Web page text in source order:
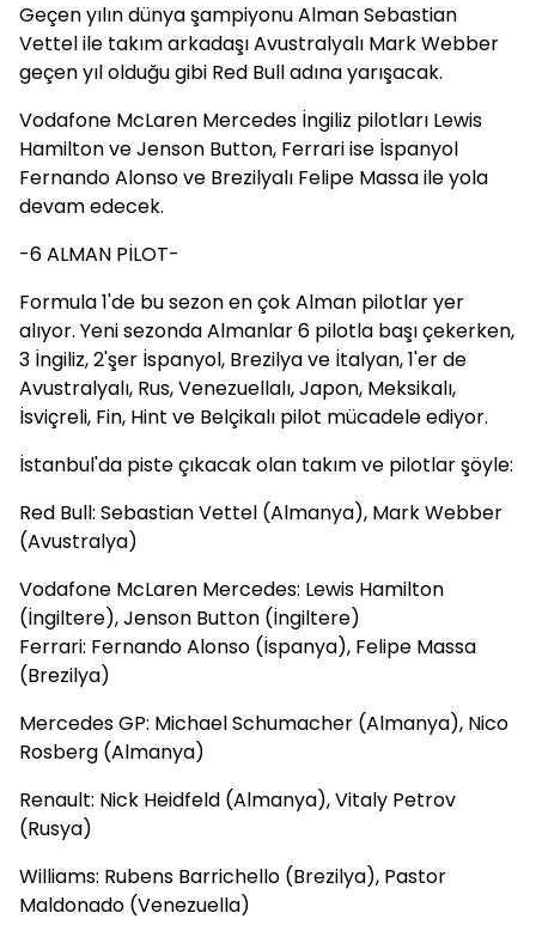
Geçen yılın dünya şampiyonu Alman Sebastian
Vettel ile takım arkadaşı Avustralyalı Mark Webber
geçen yıl olduğu gibi Red Bull adına yarışacak.
Vodafone McLaren Mercedes İngiliz pilotları Lewis
Hamilton ve Jenson Button, Ferrari ise İspanyol
Fernando Alonso ve Brezilyalı Felipe Massa ile yola
devam edecek.
-6 ALMAN PİLOT-
Formula 1'de bu sezon en çok Alman pilotlar yer
alıyor. Yeni sezonda Almanlar 6 pilotla başı çekerken,
3 İngiliz, 2'şer İspanyol, Brezilya ve İtalyan, 1'er de
Avustralyalı, Rus, Venezuellalı, Japon, Meksikalı,
İsviçreli, Fin, Hint ve Belçikalı pilot mücadele ediyor.
İstanbul'da piste çıkacak olan takım ve pilotlar şöyle:
Red Bull: Sebastian Vettel (Almanya), Mark Webber
(Avustralya)
Vodafone McLaren Mercedes: Lewis Hamilton
(İngiltere), Jenson Button (İngiltere)
Ferrari: Fernando Alonso (İspanya), Felipe Massa
(Brezilya)
Mercedes GP: Michael Schumacher (Almanya), Nico
Rosberg (Almanya)
Renault: Nick Heidfeld (Almanya), Vitaly Petrov
(Rusya)
Williams: Rubens Barrichello (Brezilya), Pastor
Maldonado (Venezuella)